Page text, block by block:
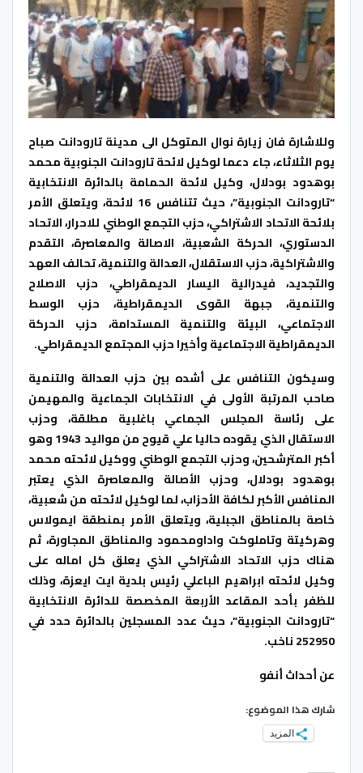
وللاشارة فان زيارة نوال المتوكل الى مدينة تارودانت صباح
يوم الثلاثاء، جاء دعما لوكيل لائحة تارودانت الجنوبية محمد
بوهدود بودلال، وكيل لائحة الحمامة بالدائرة الانتخابية
“تارودانت الجنوبية”، حيث تتنافس 16 لائحة، ويتعلق الأمر
بلائحة الاتحاد الاشتراكي، حزب التجمع الوطني للاحرار، الاتحاد
الدستوري، الحركة الشعبية، الاصالة والمعاصرة، التقدم
والاشتراكية، حزب الاستقلال، العدالة والتنمية، تحالف العهد
والتجديد، فيدرالية اليسار الديمقراطي، حزب الاصلاح
والتنمية، جبهة القوى الديمقراطية، حزب الوسط
الاجتماعي، البيئة والتنمية المستدامة، حزب الحركة
الديمقراطية الاجتماعية وأخيرا حزب المجتمع الديمقراطي.
وسيكون التنافس على أشده بين حزب العدالة والتنمية
صاحب المرتبة الأولى في الانتخابات الجماعية والمهيمن
على رئاسة المجلس الجماعي باغلبية مطلقة، وحزب
الاستقال الذي يقوده حاليا علي قيوح من مواليد 1943 وهو
أكبر المترشحين، وحزب التجمع الوطني ووكيل لائحته محمد
بوهدود بودلال، وحزب الأصالة والمعاصرة الذي يعتبر
المنافس الأكبر لكافة الأحزاب، لما لوكيل لائحته من شعبية،
خاصة بالمناطق الجبلية، ويتعلق الأمر بمنطقة ايمولاس
وهركيتة وتاملوكت واداومحمود والمناطق المجاورة، ثم
هناك حزب الاتحاد الاشتراكي الذي يعلق كل اماله على
وكيل لائحته ابراهيم الباعلي رئيس بلدية ايت ايعزة، وذلك
للظفر بأحد المقاعد الأربعة المخصصة للدائرة الانتخابية
“تارودانت الجنوبية”، حيث عدد المسجلين بالدائرة حدد في
252950 ناخب.
عن أحداث أنفو
شارك هذا الموضوع:
المزيد